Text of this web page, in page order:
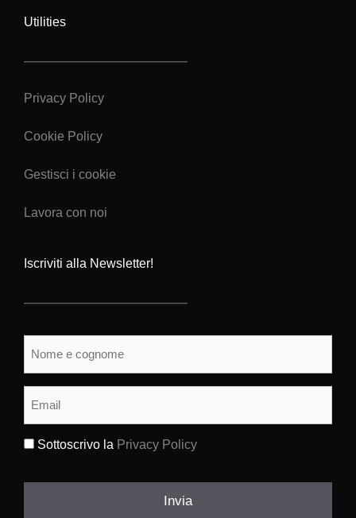
Utilities
Privacy Policy
Cookie Policy
Gestisci i cookie
Lavora con noi
Iscriviti alla Newsletter!
Sottoscrivo la Privacy Policy
Invia